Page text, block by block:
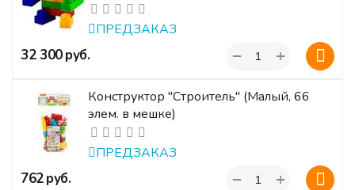
ПРЕДЗАКАЗ
‍32 300‍руб. +
−
Конструктор "Строитель" (Малый, 66
элем. в мешке)
ПРЕДЗАКАЗ
‍762‍руб. +
−